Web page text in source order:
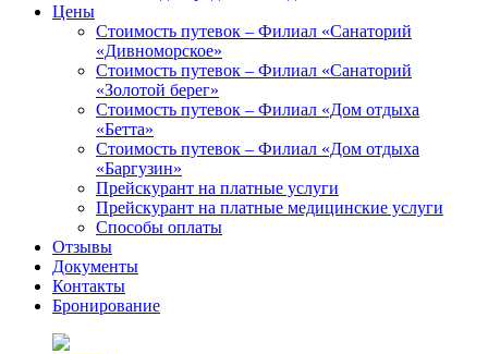
Цены
Стоимость путевок – Филиал «Санаторий
«Дивноморское»
Стоимость путевок – Филиал «Санаторий
«Золотой берег»
Стоимость путевок – Филиал «Дом отдыха
«Бетта»
Стоимость путевок – Филиал «Дом отдыха
«Баргузин»
Прейскурант на платные услуги
Прейскурант на платные медицинские услуги
Способы оплаты
Отзывы
Документы
Контакты
Бронирование